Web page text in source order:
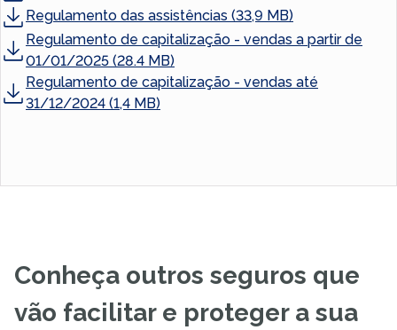
Regulamento das assistências (33,9 MB)
Regulamento de capitalização - vendas a partir de
01/01/2025 (28.4 MB)
Regulamento de capitalização - vendas até
31/12/2024 (1,4 MB)
Conheça outros seguros que
vão facilitar e proteger a sua